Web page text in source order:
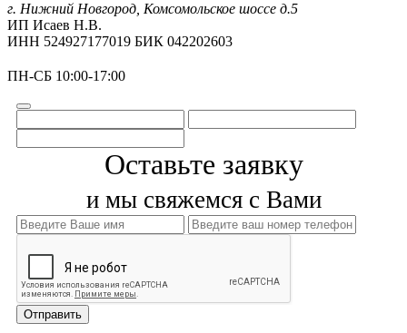
г. Нижний Новгород, Комсомольское шоссе д.5
ИП Исаев Н.В.
ИНН 524927177019 БИК 042202603
ПН-СБ 10:00-17:00
Оставьте заявку
и мы свяжемся с Вами